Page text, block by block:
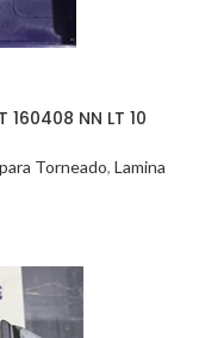
NN LT 10
Torneado, Lamina